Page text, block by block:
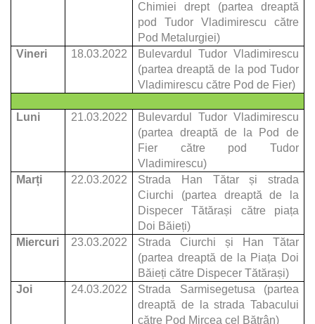
Chimiei drept (partea dreaptă
pod Tudor Vladimirescu către
Pod Metalurgiei)
Vineri
18.03.2022
Bulevardul Tudor Vladimirescu
(partea dreaptă de la pod Tudor
Vladimirescu către Pod de Fier)
Luni 21.03.2022
Bulevardul Tudor Vladimirescu
(partea dreaptă de la Pod de
Fier către pod Tudor
Vladimirescu)
Marți
22.03.2022
Strada Han Tătar și strada
Ciurchi (partea dreaptă de la
Dispecer Tătărași către piața
Doi Băieți)
Miercuri
23.03.2022
Strada Ciurchi și Han Tătar
(partea dreaptă de la Piața Doi
Băieți către Dispecer Tătărași)
Joi
24.03.2022
Strada Sarmisegetusa (partea
dreaptă de la strada Tabacului
către Pod Mircea cel Bătrân)